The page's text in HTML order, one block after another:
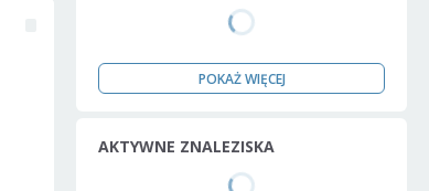
POKAŻ WIĘCEJ
AKTYWNE ZNALEZISKA